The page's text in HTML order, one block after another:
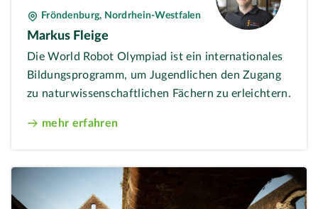
Fröndenburg, Nordrhein-Westfalen
Markus Fleige
Die World Robot Olympiad ist ein internationales
Bildungsprogramm, um Jugendlichen den Zugang
zu naturwissenschaftlichen Fächern zu erleichtern.
mehr erfahren